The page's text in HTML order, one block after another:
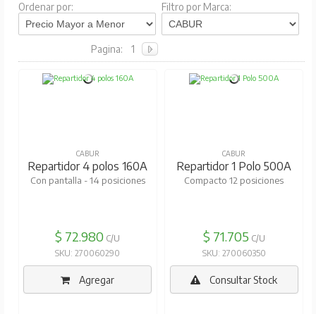
Ordenar por: Filtro por Marca:
Pagina: 1
CABUR
Repartidor 4 polos 160A
Con pantalla - 14 posiciones
$ 72.980 C/U
SKU: 270060290
Agregar
CABUR
Repartidor 1 Polo 500A
Compacto 12 posiciones
$ 71.705 C/U
SKU: 270060350
Consultar Stock